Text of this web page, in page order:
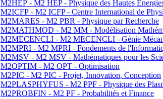
M2HEP - M2 HEP - Physique des Hautes
M2ICFP - M2 ICFP - Centre International de
M2MARES - M2 PBR - Physique par Recherche
M2MATHMOD - M2 MM - Modélisation
M2MECENCLI - M2 MECENCLI - Génie
M2MPRI - M2 MPRI - Fondements de
M2MSV - M2 MSV - Mathématiques pour les
M2OPTIM - M2 OPT - Optimisation
M2PIC - M2 PIC - Projet, Innovation, Conception
M2PLASPHYFUS - M2 PPF - Physique des
M2PROBFIN - M2 PF - Probabilités et Finance